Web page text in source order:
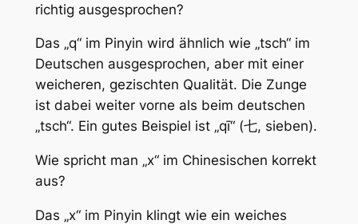
richtig ausgesprochen?
Das „q“ im Pinyin wird ähnlich wie „tsch“ im
Deutschen ausgesprochen, aber mit einer
weicheren, gezischten Qualität. Die Zunge
ist dabei weiter vorne als beim deutschen
„tsch“. Ein gutes Beispiel ist „qī“ (七, sieben).
Wie spricht man „x“ im Chinesischen korrekt
aus?
Das „x“ im Pinyin klingt wie ein weiches